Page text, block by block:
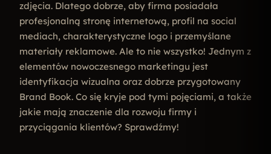
zdjęcia. Dlatego dobrze, aby firma posiadała
profesjonalną stronę internetową, profil na social
mediach, charakterystyczne logo i przemyślane
materiały reklamowe. Ale to nie wszystko! Jednym z
elementów nowoczesnego marketingu jest
identyfikacja wizualna oraz dobrze przygotowany
Brand Book. Co się kryje pod tymi pojęciami, a także
jakie mają znaczenie dla rozwoju firmy i
przyciągania klientów? Sprawdźmy!